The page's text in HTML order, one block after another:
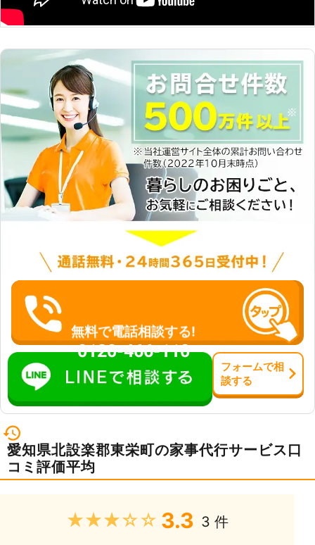
い。 創業12年、みなさまよりご信頼
ウスクリーニングや家具の組み立て、
不用品回収や引っ越し作業、雪かきな
どにもご対応しています。 ご遠慮な
く、なんでもお申しつけください！
無料で電話相談する!
0120-466-110
フォームで相
談する
愛知県北設楽郡東栄町の家事代行サービス口
コミ評価平均
★★★★★ 3.3 3 件